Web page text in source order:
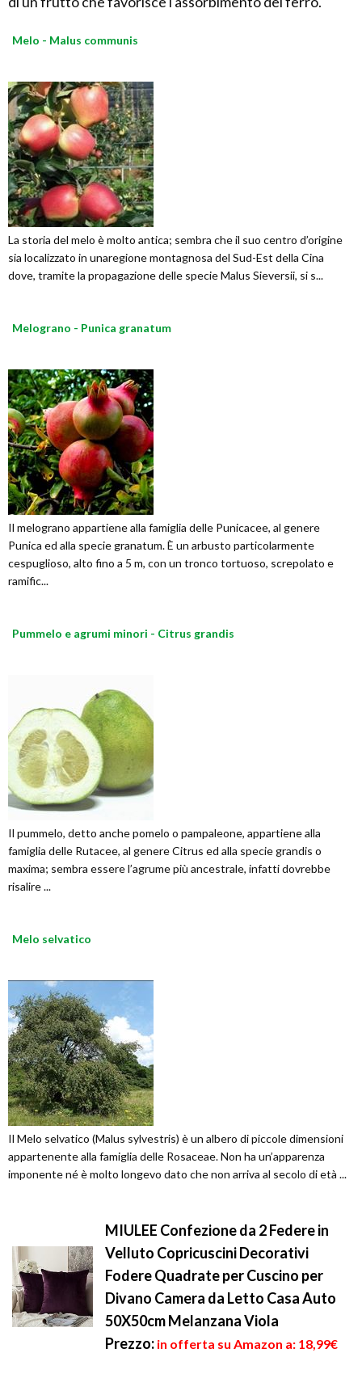
Melo - Malus communis
La storia del melo è molto antica; sembra che il suo centro d’origine
sia localizzato in unaregione montagnosa del Sud-Est della Cina
dove, tramite la propagazione delle specie Malus Sieversii, si s...
Melograno - Punica granatum
Il melograno appartiene alla famiglia delle Punicacee, al genere
Punica ed alla specie granatum. È un arbusto particolarmente
cespuglioso, alto fino a 5 m, con un tronco tortuoso, screpolato e
ramific...
Pummelo e agrumi minori - Citrus grandis
Il pummelo, detto anche pomelo o pampaleone, appartiene alla
famiglia delle Rutacee, al genere Citrus ed alla specie grandis o
maxima; sembra essere l’agrume più ancestrale, infatti dovrebbe
risalire ...
Melo selvatico
Il Melo selvatico (Malus sylvestris) è un albero di piccole dimensioni
appartenente alla famiglia delle Rosaceae. Non ha un’apparenza
imponente né è molto longevo dato che non arriva al secolo di età ...
MIULEE Confezione da 2 Federe in
Velluto Copricuscini Decorativi
Fodere Quadrate per Cuscino per
Divano Camera da Letto Casa Auto
50X50cm Melanzana Viola
Prezzo: in offerta su Amazon a: 18,99€